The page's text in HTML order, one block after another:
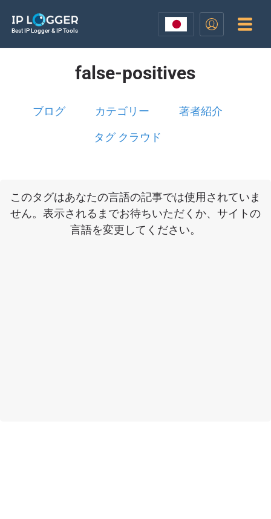
Best IP Logger & IP Tools
false-positives
ブログ カテゴリー 著者紹介
タグ クラウド